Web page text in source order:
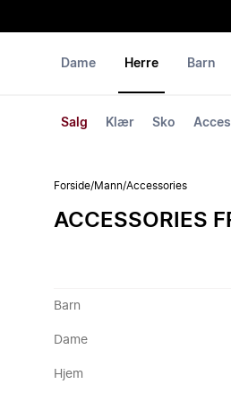
Dame Herre
Salg Klær Sko
Barn
Forside/Mann/Accessories
ACCESSORIES
Barn
Dame
Hjem